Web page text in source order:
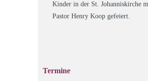
Kinder in der St. Johanniskirche
Pastor Henry Koop gefeiert.
Termine